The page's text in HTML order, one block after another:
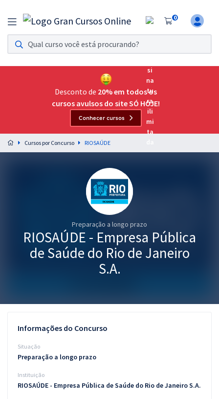
0
Assinatura Ilimitada 11
Acesso a todos os cursos. Teste grátis por 7 dias!
Assinatura OAB Até Passar
Acesso ilimitado a toda preparação para o Exame da
Preparação completa e intensiva para as principais
residências em saúde do Brasil
Graduação
Blog
Aprovados
Desconto de 20% em todos os
cursos avulsos do site SÓ HOJE!
Conhecer cursos
Cursos por Concurso RIOSAÚDE
Preparação a longo prazo
RIOSAÚDE - Empresa Pública
de Saúde do Rio de Janeiro
S.A.
Informações do Concurso
Situação
Preparação a longo prazo
Instituição
RIOSAÚDE - Empresa Pública de Saúde do Rio de Janeiro S.A.